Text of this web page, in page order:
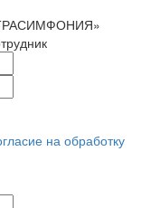
на обработку